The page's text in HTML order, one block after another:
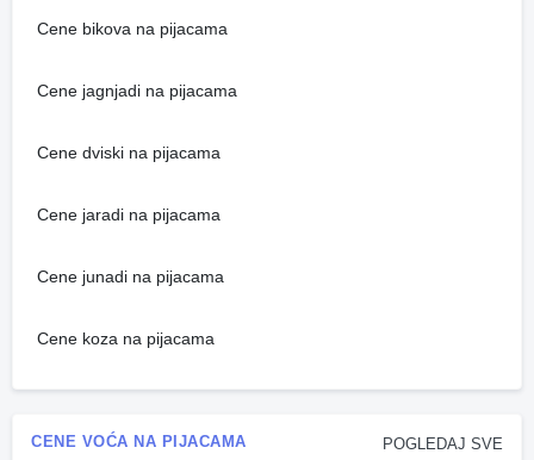
Cene bikova na pijacama
Cene jagnjadi na pijacama
Cene dviski na pijacama
Cene jaradi na pijacama
Cene junadi na pijacama
Cene koza na pijacama
POGLEDAJ SVE
CENE VOĆA NA PIJACAMA